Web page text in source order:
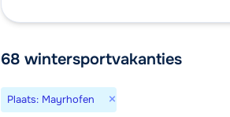
68 wintersportvakanties
Plaats: Mayrhofen ×